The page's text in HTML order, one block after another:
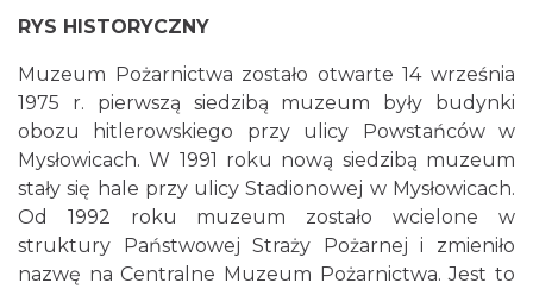
RYS HISTORYCZNY
Muzeum Pożarnictwa zostało otwarte 14 września
1975 r. pierwszą siedzibą muzeum były budynki
obozu hitlerowskiego przy ulicy Powstańców w
Mysłowicach. W 1991 roku nową siedzibą muzeum
stały się hale przy ulicy Stadionowej w Mysłowicach.
Od 1992 roku muzeum zostało wcielone w
struktury Państwowej Straży Pożarnej i zmieniło
nazwę na Centralne Muzeum Pożarnictwa. Jest to